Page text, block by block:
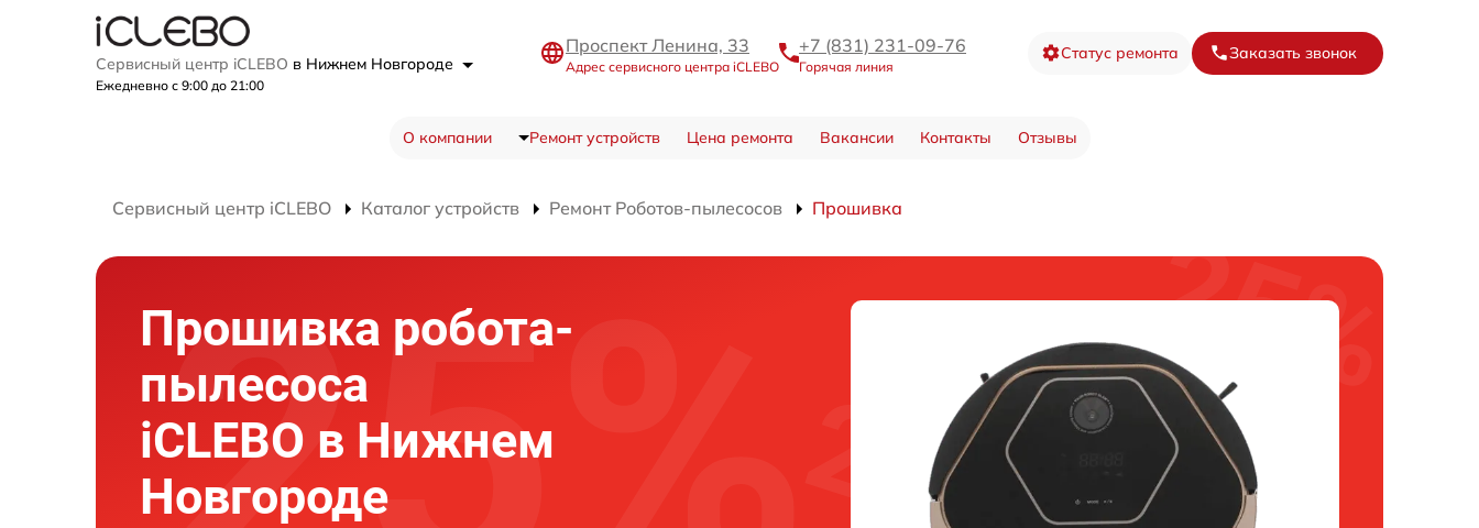
Сервисный центр iCLEBO в Нижнем Новгороде
Ежедневно с 9:00 до 21:00
Проспект Ленина, 33
Адрес сервисного центра iCLEBO
+7 (831) 231-09-76
Горячая линия
Статус ремонта Заказать звонок
О компании Ремонт устройств Цена ремонта Вакансии Контакты Отзывы
Сервисный центр iCLEBO Каталог устройств Ремонт Роботов-пылесосов Прошивка
Прошивка робота-
пылесоса
iCLEBO в Нижнем
Новгороде